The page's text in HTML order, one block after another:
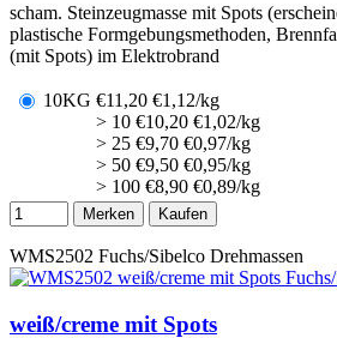
scham. Steinzeugmasse mit Spots
plastische Formgebungsmethoden,
(mit Spots) im Elektrobrand
10KG €11,20 €1,12/kg
> 10 €10,20 €1,02/kg
> 25 €9,70 €0,97/kg
> 50 €9,50 €0,95/kg
> 100 €8,90 €0,89/kg
Merken Kaufen
WMS2502 Fuchs/Sibelco Drehmassen
weiß/creme mit Spots